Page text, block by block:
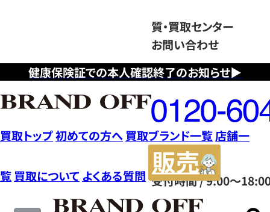
健康保険証での本人確認終了のお知らせ▶
質・買取センター
お問い合わせ
フ
リ
ー
ダ
イ
ヤ
ル
0120604117
受付時間 / 9:00～
買取トップ初めての方へ 買取ブランド一覧店舗一
覧 買取について よくある質問
サ